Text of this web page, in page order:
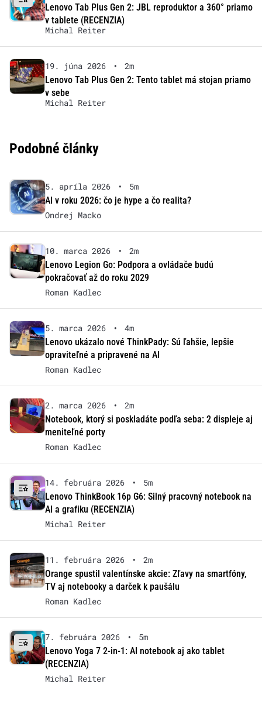
Lenovo Tab Plus Gen 2: JBL reproduktor a 360° priamo
v tablete (RECENZIA)
Michal Reiter
19. júna 2026 •
2m
Lenovo Tab Plus Gen 2: Tento tablet má stojan priamo
v sebe
Michal Reiter
Podobné články
5. apríla 2026 •
5m
AI v roku 2026: čo je hype a čo realita?
Ondrej Macko
10. marca 2026 •
2m
Lenovo Legion Go: Podpora a ovládače budú
pokračovať až do roku 2029
Roman Kadlec
5. marca 2026 •
4m
Lenovo ukázalo nové ThinkPady: Sú ľahšie, lepšie
opraviteľné a pripravené na AI
Roman Kadlec
2. marca 2026 •
2m
Notebook, ktorý si poskladáte podľa seba: 2 displeje aj
meniteľné porty
Roman Kadlec
14. februára 2026 •
5m
Lenovo ThinkBook 16p G6: Silný pracovný notebook na
AI a grafiku (RECENZIA)
Michal Reiter
11. februára 2026 •
2m
Orange spustil valentínske akcie: Zľavy na smartfóny,
TV aj notebooky a darček k paušálu
Roman Kadlec
7. februára 2026 •
5m
Lenovo Yoga 7 2-in-1: AI notebook aj ako tablet
(RECENZIA)
Michal Reiter